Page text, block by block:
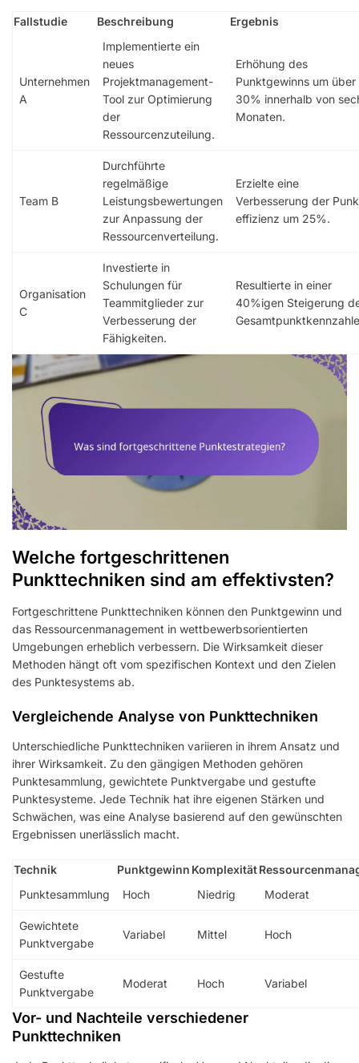
Fallstudie Beschreibung Ergebnis
Unternehmen
A
Implementierte ein
neues
Projektmanagement-
Tool zur Optimierung
der
Ressourcenzuteilung.
Erhöhung des
Punktgewinns um über
30% innerhalb von
Monaten.
Team B
Durchführte
regelmäßige
Leistungsbewertungen
zur Anpassung der
Ressourcenverteilung.
Erzielte eine
Verbesserung der
effizienz um 25%.
Organisation
C
Investierte in
Schulungen für
Teammitglieder zur
Verbesserung der
Fähigkeiten.
Resultierte in einer
40%igen Steigerung
Welche fortgeschrittenen
Punkttechniken sind am effektivsten?
Fortgeschrittene Punkttechniken können den Punktgewinn und
das Ressourcenmanagement in wettbewerbsorientierten
Umgebungen erheblich verbessern. Die Wirksamkeit dieser
Methoden hängt oft vom spezifischen Kontext und den Zielen
des Punktesystems ab.
Vergleichende Analyse von Punkttechniken
Unterschiedliche Punkttechniken variieren in ihrem Ansatz und
ihrer Wirksamkeit. Zu den gängigen Methoden gehören
Punktesammlung, gewichtete Punktvergabe und gestufte
Punktesysteme. Jede Technik hat ihre eigenen Stärken und
Schwächen, was eine Analyse basierend auf den gewünschten
Ergebnissen unerlässlich macht.
Technik Punktgewinn Komplexität
Punktesammlung
Hoch Niedrig Moderat
Gewichtete
Punktvergabe
Variabel Mittel Hoch
Gestufte
Punktvergabe
Moderat Hoch Variabel
Vor- und Nachteile verschiedener
Punkttechniken